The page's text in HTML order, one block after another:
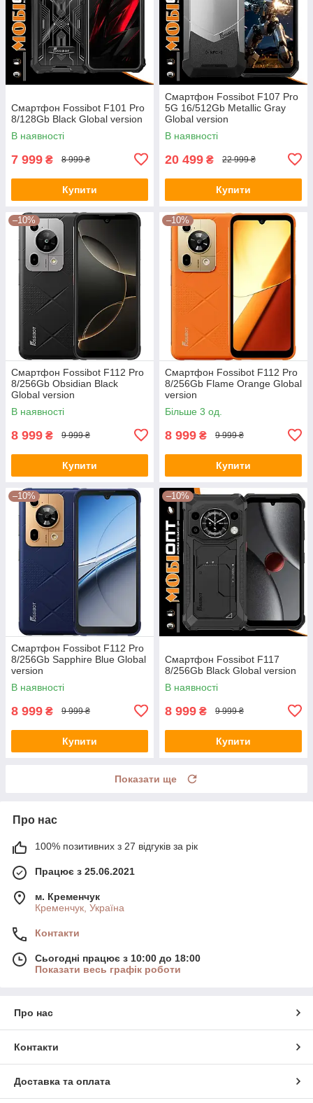
Смартфон Fossibot F101 Pro
8/128Gb Black Global version
В наявності
7 999 ₴ 8 999 ₴
Купити
Смартфон Fossibot F107 Pro
5G 16/512Gb Metallic Gray
Global version
В наявності
20 499 ₴ 22 999 ₴
Купити
–10%
Смартфон Fossibot F112 Pro
8/256Gb Obsidian Black
Global version
В наявності
8 999 ₴ 9 999 ₴
Купити
–10%
Смартфон Fossibot F112 Pro
8/256Gb Flame Orange Global
version
Більше 3 од.
8 999 ₴ 9 999 ₴
Купити
–10%
Смартфон Fossibot F112 Pro
8/256Gb Sapphire Blue Global
version
В наявності
8 999 ₴ 9 999 ₴
Купити
–10%
Смартфон Fossibot F117
8/256Gb Black Global version
В наявності
8 999 ₴ 9 999 ₴
Купити
Показати ще
Про нас
100% позитивних з 27 відгуків за рік
Працює з 25.06.2021
м. Кременчук
Кременчук, Україна
Контакти
Сьогодні працює з 10:00 до 18:00
Показати весь графік роботи
Про нас
Контакти
Доставка та оплата